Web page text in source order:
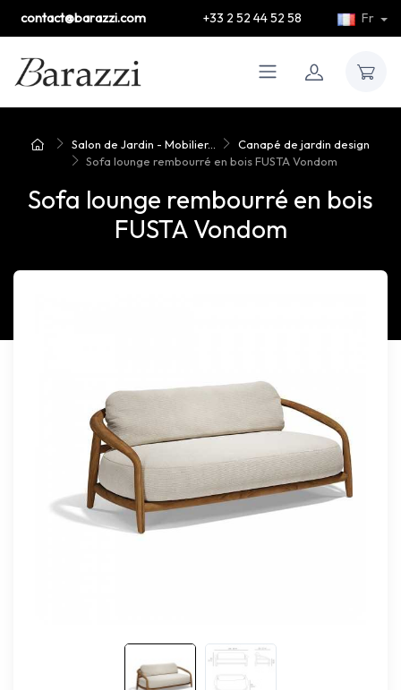
contact@barazzi.com +33 2 52 44 52 58 Fr
Salon de Jardin - Mobilier...
Canapé de jardin design
Sofa lounge rembourré en bois FUSTA Vondom
Sofa lounge rembourré en bois
FUSTA Vondom